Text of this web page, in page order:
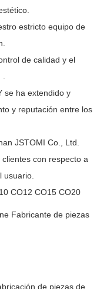
estricto equipo de
de calidad y el
se ha extendido y
y reputación entre los
JSTOMI Co., Ltd.
con respecto a
usuario.
CO12 CO15 CO20
de piezas de